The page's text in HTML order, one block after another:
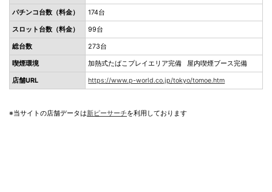
パチンコ台数（料金） 174台
スロット台数（料金） 99台
総台数 273台
喫煙環境 加熱式たばこプレイエリア完備 屋内喫煙ブース完備
店舗URL https://www.p-world.co.jp/tokyo/tomoe.htm
※当サイトの店舗データは新ピーサーチを利用しております